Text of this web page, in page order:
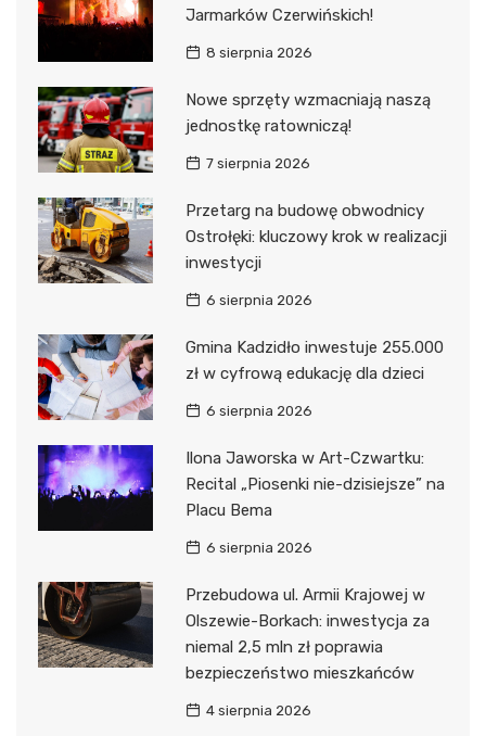
Jarmarków Czerwińskich!
8 sierpnia 2026
Nowe sprzęty wzmacniają naszą
jednostkę ratowniczą!
7 sierpnia 2026
Przetarg na budowę obwodnicy
Ostrołęki: kluczowy krok w realizacji
inwestycji
6 sierpnia 2026
Gmina Kadzidło inwestuje 255.000
zł w cyfrową edukację dla dzieci
6 sierpnia 2026
Ilona Jaworska w Art-Czwartku:
Recital „Piosenki nie-dzisiejsze” na
Placu Bema
6 sierpnia 2026
Przebudowa ul. Armii Krajowej w
Olszewie-Borkach: inwestycja za
niemal 2,5 mln zł poprawia
bezpieczeństwo mieszkańców
4 sierpnia 2026